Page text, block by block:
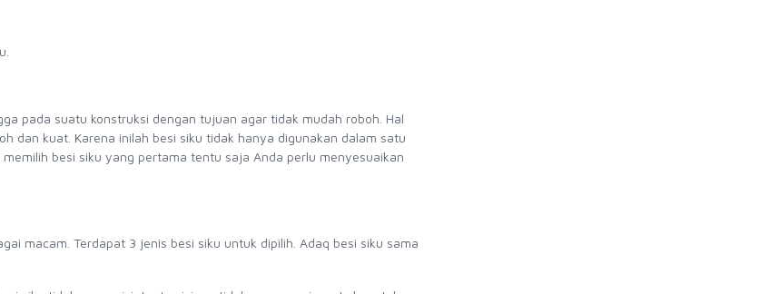
pada suatu konstruksi dengan tujuan agar tidak mudah roboh. Hal
dan kuat. Karena inilah besi siku tidak hanya digunakan dalam satu
besi siku yang pertama tentu saja Anda perlu menyesuaikan
macam. Terdapat 3 jenis besi siku untuk dipilih. Adaq besi siku sama